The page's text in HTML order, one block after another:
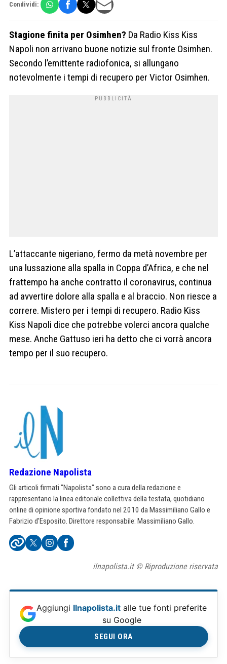
Condividi:
Stagione finita per Osimhen? Da Radio Kiss Kiss
Napoli non arrivano buone notizie sul fronte Osimhen.
Secondo l’emittente radiofonica, si allungano
notevolmente i tempi di recupero per Victor Osimhen.
L’attaccante nigeriano, fermo da metà novembre per
una lussazione alla spalla in Coppa d’Africa, e che nel
frattempo ha anche contratto il coronavirus, continua
ad avvertire dolore alla spalla e al braccio. Non riesce a
correre. Mistero per i tempi di recupero. Radio Kiss
Kiss Napoli dice che potrebbe volerci ancora qualche
mese. Anche Gattuso ieri ha detto che ci vorrà ancora
tempo per il suo recupero.
Redazione Napolista
Gli articoli firmati "Napolista" sono a cura della redazione e
rappresentano la linea editoriale collettiva della testata, quotidiano
online di opinione sportiva fondato nel 2010 da Massimiliano Gallo e
Fabrizio d'Esposito. Direttore responsabile: Massimiliano Gallo.
ilnapolista.it © Riproduzione riservata
Aggiungi Ilnapolista.it alle tue fonti preferite
su Google
SEGUI ORA